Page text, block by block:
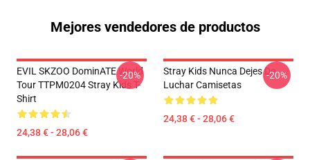
Mejores vendedores de productos
EVIL SKZOO DominATE World
Tour TTPM0204 Stray Kids T-
Shirt
24,38 € - 28,06 €
-20%
Stray Kids Nunca Dejes De
Luchar Camisetas
24,38 € - 28,06 €
-20%